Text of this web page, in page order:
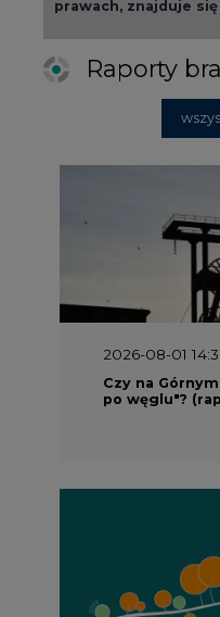
po węglu"?
2026-08-01
Wyszedł
klimatu w